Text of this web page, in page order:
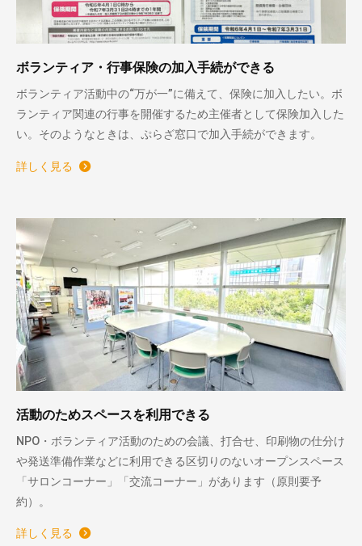
ボランティア・行事保険の加入手続ができる
ボランティア活動中の“万が一”に備えて、保険に加入したい。ボ
ランティア関連の行事を開催するため主催者として保険加入した
い。そのようなときは、ぷらざ窓口で加入手続ができます。
詳しく見る
活動のためスペースを利用できる
NPO・ボランティア活動のための会議、打合せ、印刷物の仕分け
や発送準備作業などに利用できる区切りのないオープンスペース
「サロンコーナー」「交流コーナー」があります（原則要予
約）。
詳しく見る